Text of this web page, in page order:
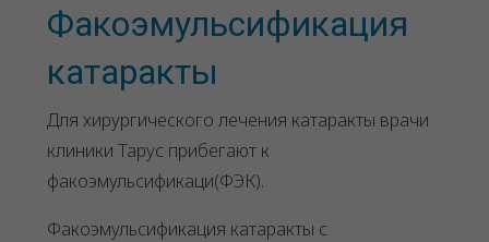
Факоэмульсификация
катаракты
Для хирургического лечения катаракты врачи
клиники Тарус прибегают к
факоэмульсификаци(ФЭК).
Факоэмульсификация катаракты с